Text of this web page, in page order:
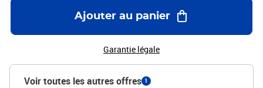
Ajouter au panier
Garantie légale
Voir toutes les autres offres 1